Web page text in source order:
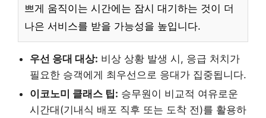
쁘게 움직이는 시간에는 잠시 대기하는 것이 더
나은 서비스를 받을 가능성을 높입니다.
우선 응대 대상: 비상 상황 발생 시, 응급 처치가
필요한 승객에게 최우선으로 응대가 집중됩니다.
이코노미 클래스 팁: 승무원이 비교적 여유로운
시간대(기내식 배포 직후 또는 도착 전)를 활용하